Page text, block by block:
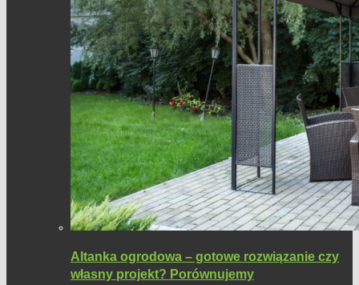
Altanka ogrodowa – gotowe rozwiązanie czy
własny projekt? Porównujemy